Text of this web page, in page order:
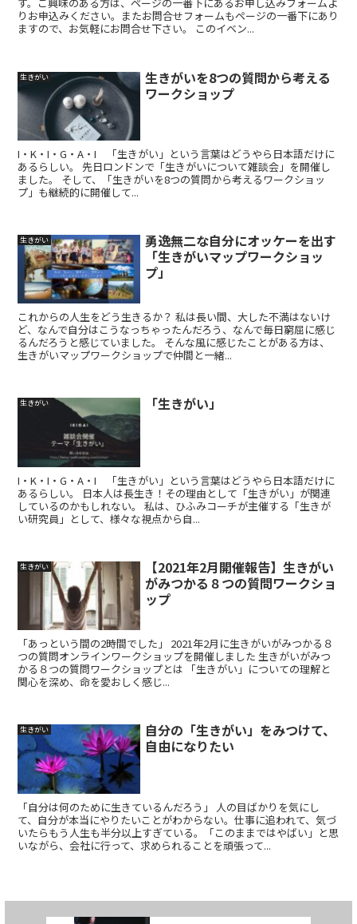
す。ご興味のある方は、ページの一番下にあるお申し込みフォームよ
りお申込みください。またお問合せフォームもページの一番下にあり
ますので、お気軽にお問合せ下さい。 このイベン...
生きがい
生きがいを8つの質問から考える
ワークショップ
I・K・I・G・A・I 「生きがい」という言葉はどうやら日本語だけに
あるらしい。 先日ロンドンで「生きがいについて雑談会」を開催し
ました。 そして、「生きがいを8つの質問から考えるワークショッ
プ」も継続的に開催して...
生きがい
勇逸無二な自分にオッケーを出す
「生きがいマップワークショッ
プ」
これからの人生をどう生きるか？ 私は長い間、大した不満はないけ
ど、なんで自分はこうなっちゃったんだろう、なんで毎日窮屈に感じ
るんだろうと感じていました。 そんな風に感じたことがある方は、
生きがいマップワークショップで仲間と一緒...
生きがい 「生きがい」
I・K・I・G・A・I 「生きがい」という言葉はどうやら日本語だけに
あるらしい。 日本人は長生き！その理由として「生きがい」が関連
しているのかもしれない。 私は、ひふみコーチが主催する「生きが
い研究員」として、様々な視点から自...
生きがい
【2021年2月開催報告】生きがい
がみつかる８つの質問ワークショ
ップ
「あっという間の2時間でした」 2021年2月に生きがいがみつかる８
つの質問オンラインワークショップを開催しました 生きがいがみつ
かる８つの質問ワークショップとは 「生きがい」についての理解と
関心を深め、命を愛おしく感じ...
生きがい
自分の「生きがい」をみつけて、
自由になりたい
「自分は何のために生きているんだろう」 人の目ばかりを気にし
て、自分が本当にやりたいことがわからない。仕事に追われて、気づ
いたらもう人生も半分以上すぎている。「このままではやばい」と思
いながら、会社に行って、求められることを頑張って...